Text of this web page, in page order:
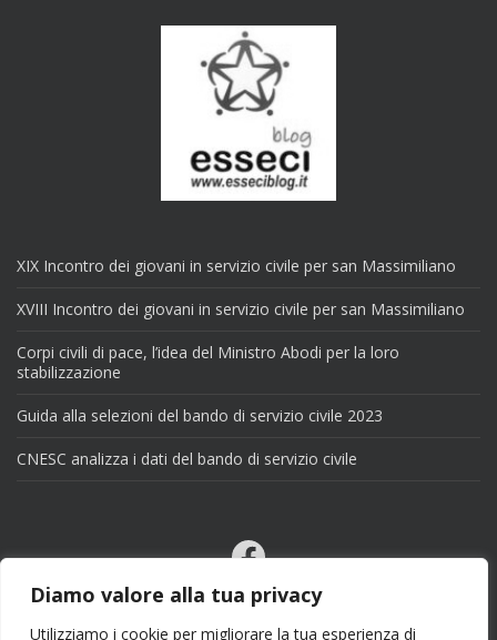
Diamo valore alla tua privacy
Utilizziamo i cookie per migliorare la tua esperienza di
XIX Incontro dei giovani in servizio civile per san Massimiliano
XVIII Incontro dei giovani in servizio civile per san Massimiliano
Corpi civili di pace, l’idea del Ministro Abodi per la loro
stabilizzazione
Guida alla selezioni del bando di servizio civile 2023
CNESC analizza i dati del bando di servizio civile
Facebook
Email